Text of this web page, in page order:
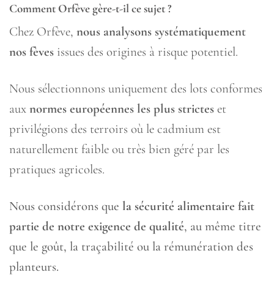
Comment Orfève gère-t-il ce sujet ?
Chez Orfève, nous analysons systématiquement
nos fèves issues des origines à risque potentiel.
Nous sélectionnons uniquement des lots conformes
aux normes européennes les plus strictes et
privilégions des terroirs où le cadmium est
naturellement faible ou très bien géré par les
pratiques agricoles.
Nous considérons que la sécurité alimentaire fait
partie de notre exigence de qualité, au même titre
que le goût, la traçabilité ou la rémunération des
planteurs.